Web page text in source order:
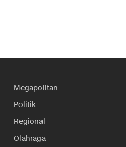
Megapolitan
Politik
Regional
Olahraga